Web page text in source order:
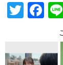
T
er
F
e